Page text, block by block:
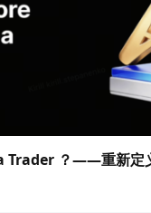
Trader ？——重新定